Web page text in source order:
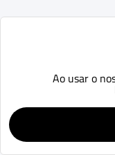
Ao usar o